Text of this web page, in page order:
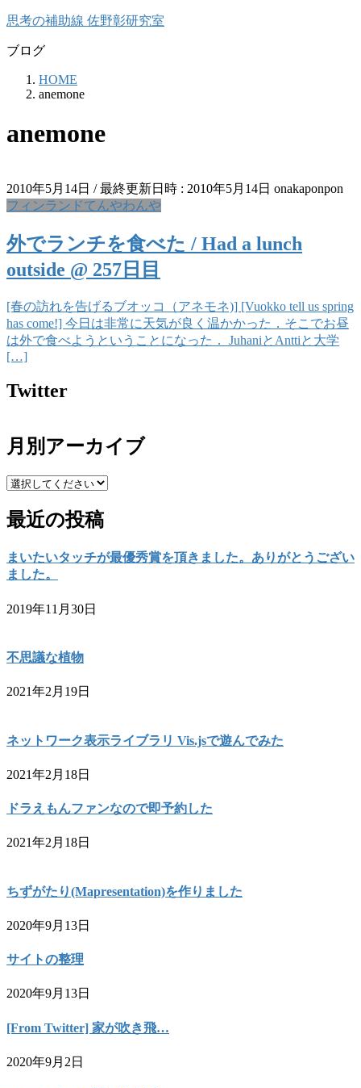
コ
テ
キ
ナ
ゲ
に
思考の補助線 佐野彰研究室
ブログ
HOME
anemone
anemone
2010年5月14日 / 最終更新日時 : 2010年5月14日 onakaponpon
フィンランドてんやわんや
外でランチを食べた / Had a lunch
outside @ 257日目
[春の訪れを告げるブオッコ（アネモネ)] [Vuokko tell us spring
has come!] 今日は非常に天気が良く温かかった．そこでお昼
は外で食べようということになった． JuhaniとAnttiと大学
[…]
Twitter
月別アーカイブ
最近の投稿
まいたいタッチが最優秀賞を頂きました。ありがとうござい
ました。
2019年11月30日
不思議な植物
2021年2月19日
ネットワーク表示ライブラリ Vis.jsで遊んでみた
2021年2月18日
ドラえもんファンなので即予約した
2021年2月18日
ちずがたり(Mapresentation)を作りました
2020年9月13日
サイトの整理
2020年9月13日
[From Twitter] 家が吹き飛…
2020年9月2日